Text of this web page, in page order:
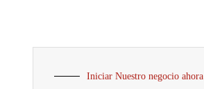
Iniciar Nuestro negocio ahora